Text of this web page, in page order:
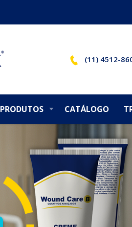
(11) 4512-
PRODUTOS CATÁLOGO